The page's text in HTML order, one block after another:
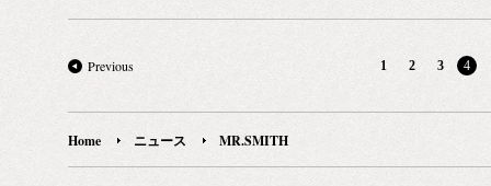
解決してくれ
がらなくて
慣にワンラ
性をめざし
発売をスタ
タイリスト
日の予定で開
Previous 1 2 3 4
Home ニュース MR.SMITH